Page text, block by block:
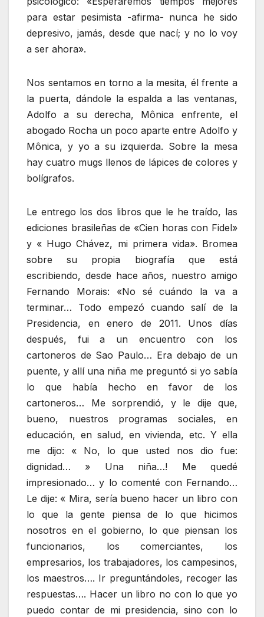
para estar pesimista -afirma- nunca he sido
depresivo, jamás, desde que nací; y no lo voy
a ser ahora».
Nos sentamos en torno a la mesita, él frente a
la puerta, dándole la espalda a las ventanas,
Adolfo a su derecha, Mônica enfrente, el
abogado Rocha un poco aparte entre Adolfo y
Mônica, y yo a su izquierda. Sobre la mesa
hay cuatro mugs llenos de lápices de colores y
bolígrafos.
Le entrego los dos libros que le he traído, las
ediciones brasileñas de «Cien horas con Fidel»
y « Hugo Chávez, mi primera vida». Bromea
sobre su propia biografía que está
escribiendo, desde hace años, nuestro amigo
Fernando Morais: «No sé cuándo la va a
terminar… Todo empezó cuando salí de la
Presidencia, en enero de 2011. Unos días
después, fui a un encuentro con los
cartoneros de Sao Paulo… Era debajo de un
puente, y allí una niña me preguntó si yo sabía
lo que había hecho en favor de los
cartoneros… Me sorprendió, y le dije que,
bueno, nuestros programas sociales, en
educación, en salud, en vivienda, etc. Y ella
me dijo: « No, lo que usted nos dio fue:
dignidad… » Una niña…! Me quedé
impresionado… y lo comenté con Fernando…
Le dije: « Mira, sería bueno hacer un libro con
lo que la gente piensa de lo que hicimos
nosotros en el gobierno, lo que piensan los
funcionarios, los comerciantes, los
empresarios, los trabajadores, los campesinos,
los maestros…. Ir preguntándoles, recoger las
respuestas…. Hacer un libro no con lo que yo
puedo contar de mi presidencia, sino con lo